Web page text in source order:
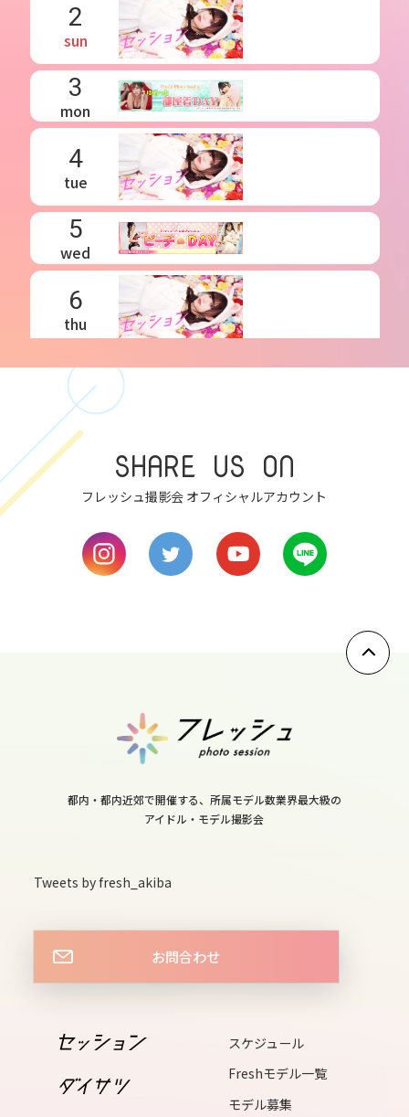
2
sun
3
mon
4
tue
5
wed
6
thu
7
fri
8
sun
wed
thu
14
fri
15
sat
SHARE US ON
フレッシュ撮影会 オフィシャルアカウント
都内・都内近郊で開催する、所属モデル数業界最大級の
アイドル・モデル撮影会
Tweets by fresh_akiba
お問合わせ
スケジュール
Freshモデル一覧
モデル募集